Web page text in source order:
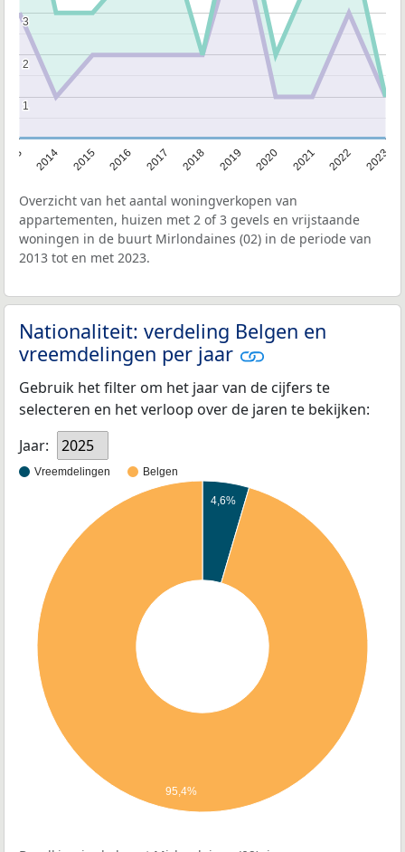
2014 2015 2016 2017 2018 2019 2020 2021 2022 2023
1
1
2
2
3
3
Overzicht van het aantal woningverkopen van
appartementen, huizen met 2 of 3 gevels en vrijstaande
woningen in de buurt Mirlondaines (02) in de periode van
2013 tot en met 2023.
Nationaliteit: verdeling Belgen en
vreemdelingen per jaar
Gebruik het filter om het jaar van de cijfers te
selecteren en het verloop over de jaren te bekijken:
Jaar:
2025
Vreemdelingen Belgen
4,6%
95,4%